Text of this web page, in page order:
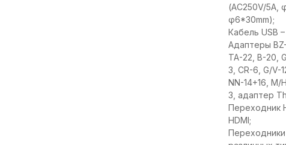
(AC250V/5A,
φ6*30mm);
Кабель USB –
Адаптеры
TA-22, B-20,
3, CR-6, G/V-
NN-14+16, M/
3, адаптер
Переходник
HDMI;